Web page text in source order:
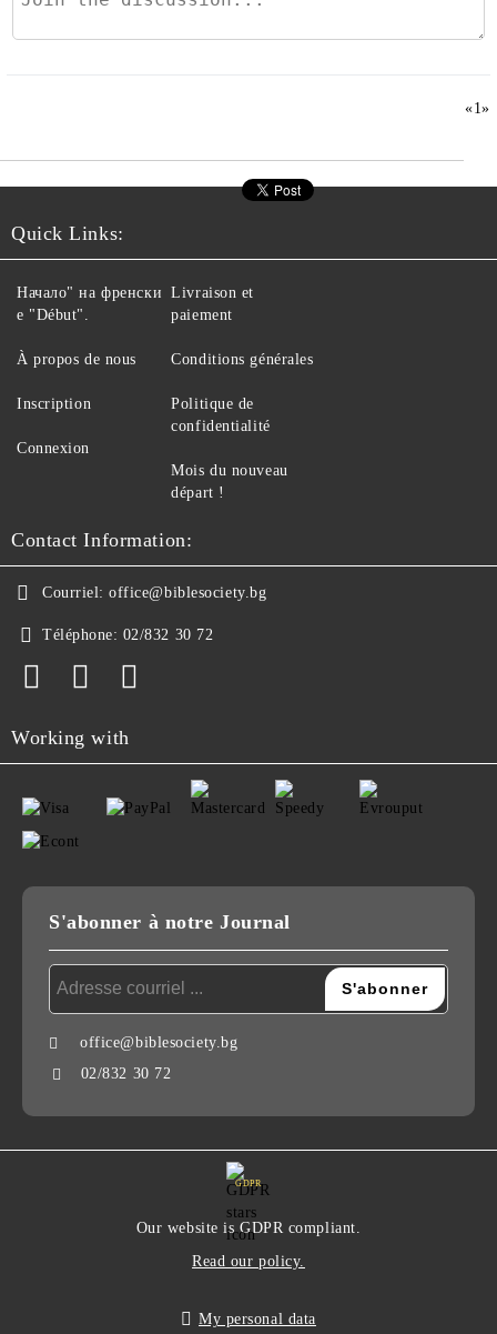
«1»
Quick Links:
Начало" на френски
е "Début".
À propos de nous
Inscription
Connexion
Livraison et
paiement
Conditions générales
Politique de
confidentialité
Mois du nouveau
départ !
Contact Information:
Courriel: office@biblesociety.bg
Téléphone: 02/832 30 72
Working with
S'abonner à notre Journal
office@biblesociety.bg
02/832 30 72
GDPR
Our website is GDPR compliant.
Read our policy.
My personal data